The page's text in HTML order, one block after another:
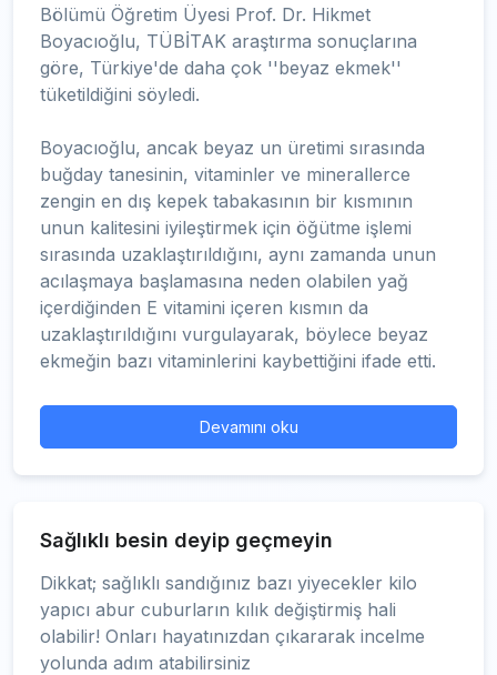
Bölümü Öğretim Üyesi Prof. Dr. Hikmet
Boyacıoğlu, TÜBİTAK araştırma sonuçlarına
göre, Türkiye'de daha çok ''beyaz ekmek''
tüketildiğini söyledi.
Boyacıoğlu, ancak beyaz un üretimi sırasında
buğday tanesinin, vitaminler ve minerallerce
zengin en dış kepek tabakasının bir kısmının
unun kalitesini iyileştirmek için öğütme işlemi
sırasında uzaklaştırıldığını, aynı zamanda unun
acılaşmaya başlamasına neden olabilen yağ
içerdiğinden E vitamini içeren kısmın da
uzaklaştırıldığını vurgulayarak, böylece beyaz
ekmeğin bazı vitaminlerini kaybettiğini ifade etti.
Devamını oku
Sağlıklı besin deyip geçmeyin
Dikkat; sağlıklı sandığınız bazı yiyecekler kilo
yapıcı abur cuburların kılık değiştirmiş hali
olabilir! Onları hayatınızdan çıkararak incelme
yolunda adım atabilirsiniz